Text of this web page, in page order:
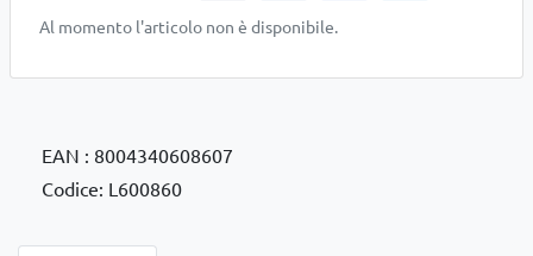
Al momento l'articolo non è disponibile.
EAN : 8004340608607
Codice: L600860